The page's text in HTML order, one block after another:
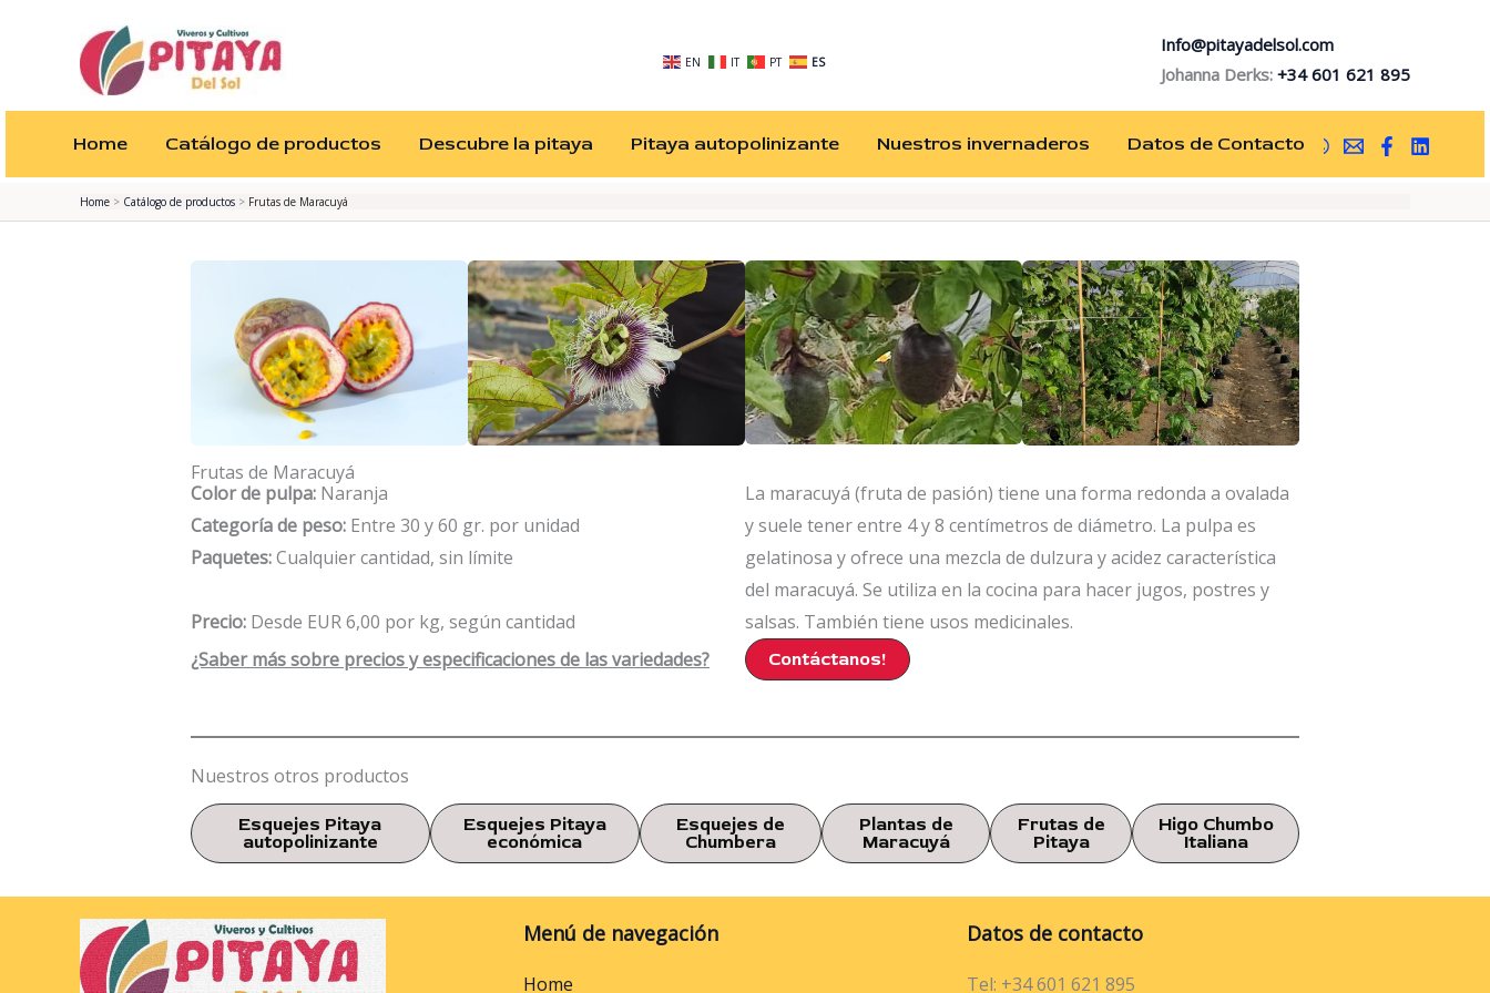
EN IT PT ES
Info@pitayadelsol.com
Johanna Derks: +34 601 621 895
Home Catálogo de productos Descubre la pitaya Pitaya autopolinizante Nuestros invernaderos Datos de Contacto
Home Catálogo de productos Frutas de Maracuyá
Frutas de Maracuyá
Color de pulpa: Naranja
Categoría de peso: Entre 30 y 60 gr. por unidad
Paquetes:Cualquier cantidad, sin límite
Precio: Desde EUR 6,00 por kg, según cantidad
La maracuyá (fruta de pasión) tiene una forma redonda a ovalada
y suele tener entre 4 y 8 centímetros de diámetro. La pulpa es
gelatinosa y ofrece una mezcla de dulzura y acidez característica
del maracuyá. Se utiliza en la cocina para hacer jugos, postres y
salsas. También tiene usos medicinales.
¿Saber más sobre precios y especificaciones de las variedades?
Contáctanos!
Nuestros otros productos
Esquejes Pitaya
autopolinizante
Esquejes Pitaya
económica
Esquejes de
Chumbera
Plantas de
Maracuyá
Frutas de
Pitaya
Higo Chumbo
Italiana
Menú de navegación
Home
Datos de contacto
Tel: +34 601 621 895